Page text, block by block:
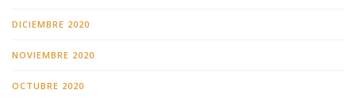
DICIEMBRE 2020
NOVIEMBRE 2020
OCTUBRE 2020